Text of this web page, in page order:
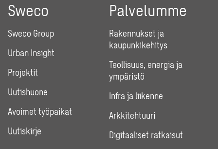
Sweco
Sweco Group
Urban Insight
Projektit
Uutishuone
Avoimet työpaikat
Uutiskirje
Palvelumme
Rakennukset ja
kaupunkikehitys
Teollisuus, energia ja
ympäristö
Infra ja liikenne
Arkkitehtuuri
Digitaaliset ratkaisut